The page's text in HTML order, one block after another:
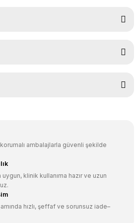
noktaları öneri formunu kullanarak
veya görüntülenemiyor.
bilgiler bulunuyor.
daha pahalı.
olmalı.
ambalajlarla güvenli şekilde
klinik kullanıma hazır ve uzun
hızlı, şeffaf ve sorunsuz iade–